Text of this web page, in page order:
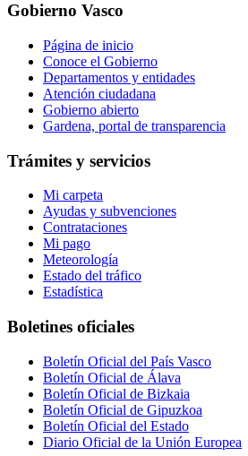
Gobierno Vasco
Página de inicio
Conoce el Gobierno
Departamentos y entidades
Atención ciudadana
Gobierno abierto
Gardena, portal de transparencia
Trámites y servicios
Mi carpeta
Ayudas y subvenciones
Contrataciones
Mi pago
Meteorología
Estado del tráfico
Estadística
Boletines oficiales
Boletín Oficial del País Vasco
Boletín Oficial de Álava
Boletín Oficial de Bizkaia
Boletín Oficial de Gipuzkoa
Boletín Oficial del Estado
Diario Oficial de la Unión Europea